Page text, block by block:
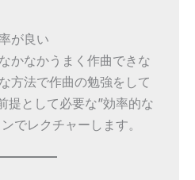
が良い
かなかうまく作曲できな
方法で作曲の勉強をして
提として必要な”効率的な
でレクチャーします。